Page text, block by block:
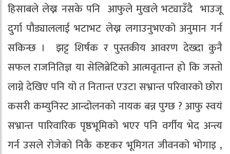
हिसाबले लेख्न नसके पनि आफुले मुखले भट्याउँदै भाउजू
दुर्गा पौड्याललाई भटाभट लेख्न लगाउनुभएको अनुमान गर्न
सकिन्छ । झट्ट शिर्षक र पुस्तकीय आवरण देख्दा कुनै
सफल राजनितिज्ञ या सेलिब्रेटिको आत्मवृतान्त हो कि जस्तो
लाग्ने देखिए पनि यो त नितान्त एउटा सभ्रान्त परिवारको छोरा
कसरी कम्युनिस्ट आन्दोलनको नायक बन्न पुग्छ ? आफु स्वयं
सभ्रान्त पारिवारिक पृष्ठभूमिको भएर पनि वर्गीय भेद अन्त्य
गर्न उसले रोजेको निकै कष्टकर भूमिगत जीवनको भोगाइ ,